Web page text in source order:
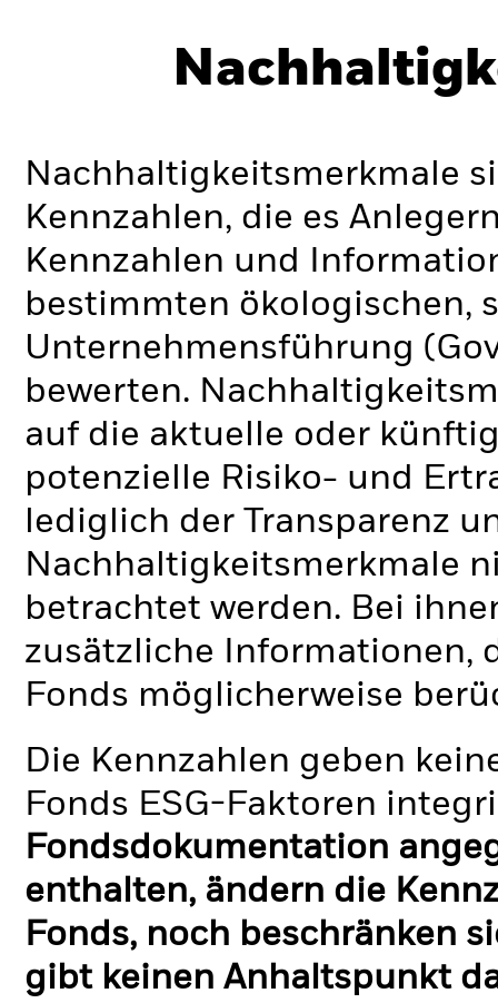
Nachhaltigkeitsmerkmale
Kennzahlen, die es
Kennzahlen und
bestimmten ökologischen,
Unternehmensführung
bewerten.
auf die aktuelle oder
potenzielle Risiko- und
lediglich der Transparenz
Nachhaltigkeitsmerkmale
betrachtet werden. Bei
zusätzliche Informationen,
Fonds möglicherweise
Die Kennzahlen geben
Fonds ESG-Faktoren
Fondsdokumentation
enthalten, ändern die
Fonds, noch beschränken
gibt keinen Anhaltspunkt